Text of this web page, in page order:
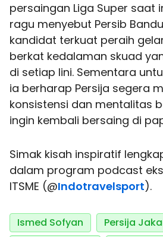
persaingan Liga Super saat
ragu menyebut Persib
kandidat terkuat peraih
berkat kedalaman skuad
di setiap lini. Sementara
ia berharap Persija segera
konsistensi dan mentalitas
ingin kembali bersaing di
Simak kisah inspiratif
dalam program podcast
ITSME (@Indotravelsport).
Ismed Sofyan
Persija